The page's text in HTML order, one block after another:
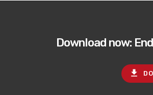
Download now:
file_download